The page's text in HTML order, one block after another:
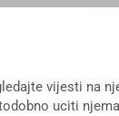
vijesti na
uciti